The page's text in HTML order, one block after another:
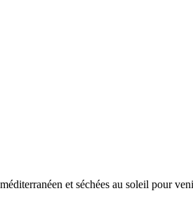
et séchées au soleil pour